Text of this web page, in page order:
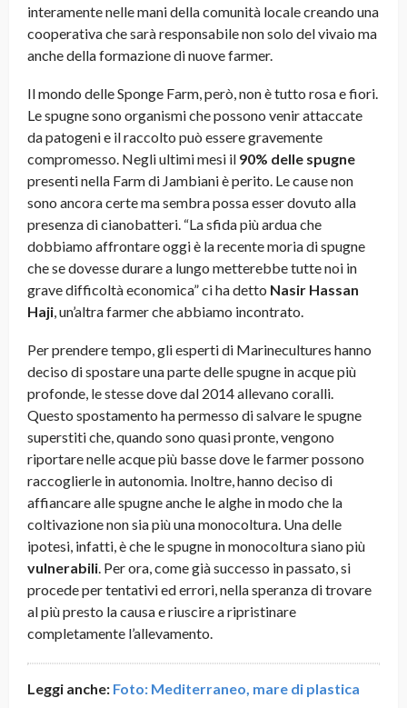
interamente nelle mani della comunità locale creando una
cooperativa che sarà responsabile non solo del vivaio ma
anche della formazione di nuove farmer.
Il mondo delle Sponge Farm, però, non è tutto rosa e fiori.
Le spugne sono organismi che possono venir attaccate
da patogeni e il raccolto può essere gravemente
compromesso. Negli ultimi mesi il 90% delle spugne
presenti nella Farm di Jambiani è perito. Le cause non
sono ancora certe ma sembra possa esser dovuto alla
presenza di cianobatteri. “La sfida più ardua che
dobbiamo affrontare oggi è la recente moria di spugne
che se dovesse durare a lungo metterebbe tutte noi in
grave difficoltà economica” ci ha detto Nasir Hassan
Haji, un’altra farmer che abbiamo incontrato.
Per prendere tempo, gli esperti di Marinecultures hanno
deciso di spostare una parte delle spugne in acque più
profonde, le stesse dove dal 2014 allevano coralli.
Questo spostamento ha permesso di salvare le spugne
superstiti che, quando sono quasi pronte, vengono
riportare nelle acque più basse dove le farmer possono
raccoglierle in autonomia. Inoltre, hanno deciso di
affiancare alle spugne anche le alghe in modo che la
coltivazione non sia più una monocoltura. Una delle
ipotesi, infatti, è che le spugne in monocoltura siano più
vulnerabili. Per ora, come già successo in passato, si
procede per tentativi ed errori, nella speranza di trovare
al più presto la causa e riuscire a ripristinare
completamente l’allevamento.
Leggi anche: Foto: Mediterraneo, mare di plastica